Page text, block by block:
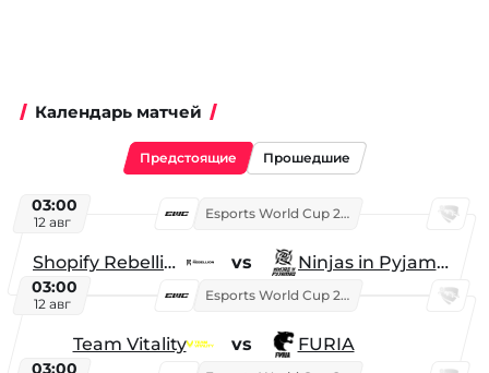
Календарь матчей
Предстоящие Прошедшие
03:00
12 авг
Esports World Cup 2026
Shopify Rebellion vs Ninjas in Pyjamas
03:00
12 авг
Esports World Cup 2026
Team Vitality vs FURIA
03:00